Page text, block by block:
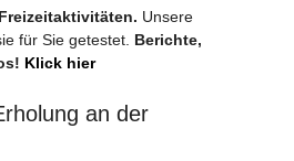
Freizeitaktivitäten. Unsere
für Sie getestet. Berichte,
Klick hier
an der